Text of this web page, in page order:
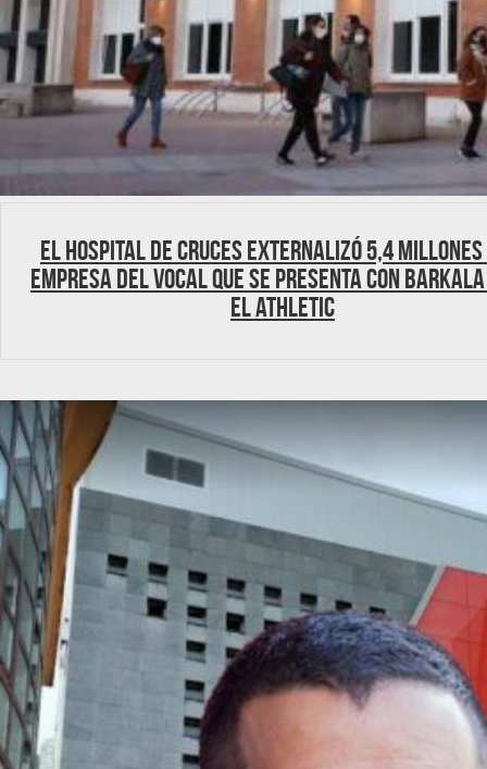
El Hospital de Cruces externalizó 5,4
empresa del vocal que se presenta con
el Athletic